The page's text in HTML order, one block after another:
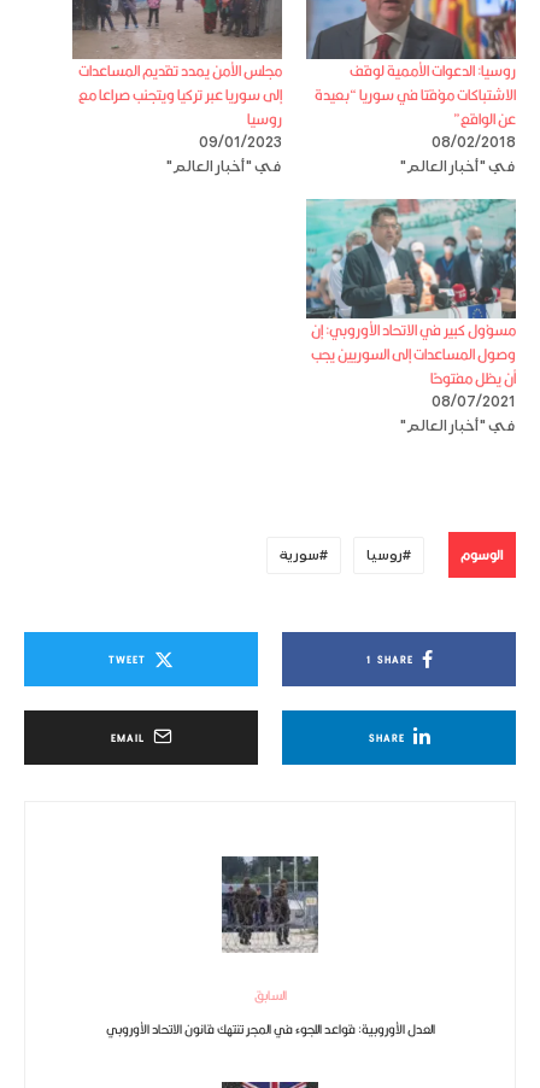
روسيا: الدعوات الأممية لوقف
الاشتباكات مؤقتا في سوريا “بعيدة
عن الواقع”
08/02/2018
في "أخبار العالم"
مجلس الأمن يمدد تقديم المساعدات
إلى سوريا عبر تركيا ويتجنب صراعا مع
روسيا
09/01/2023
في "أخبار العالم"
مسؤول كبير في الاتحاد الأوروبي: إن
وصول المساعدات إلى السوريين يجب
أن يظل مفتوحًا
08/07/2021
في "أخبار العالم"
الوسوم روسيا سورية
SHARE
1
TWEET
SHARE
EMAIL
السابق
العدل الأوروبية: قواعد اللجوء في المجر تنتهك قانون الاتحاد الأوروبي